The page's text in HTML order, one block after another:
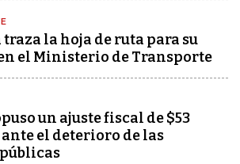
traza la hoja de ruta para su
el Ministerio de Transporte
un ajuste fiscal de $53
el deterioro de las